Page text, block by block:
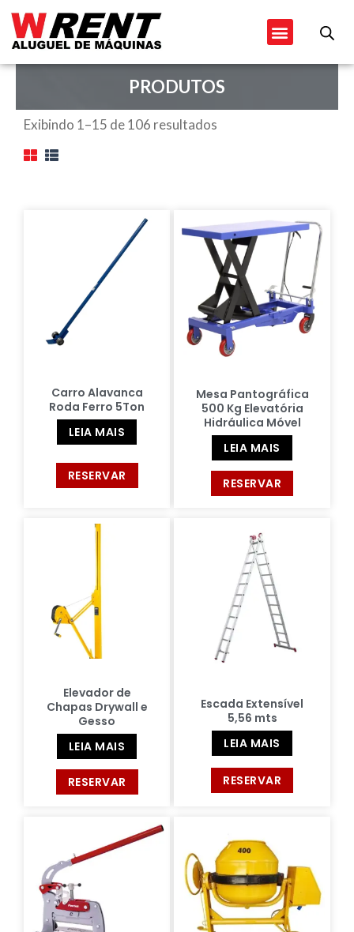
para
conteúdo
Menu
PRODUTOS
Exibindo 1–15 de 106 resultados
Carro Alavanca
Roda Ferro 5Ton
LEIA MAIS
RESERVAR
Mesa Pantográfica
500 Kg Elevatória
Hidráulica Móvel
LEIA MAIS
RESERVAR
Elevador de
Chapas Drywall e
Gesso
LEIA MAIS
RESERVAR
Escada Extensível
5,56 mts
LEIA MAIS
RESERVAR